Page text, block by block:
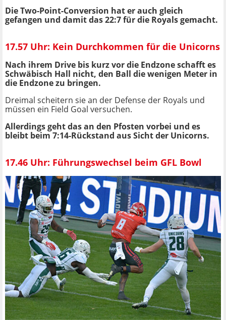
Die Two-Point-Conversion hat er auch gleich
gefangen und damit das 22:7 für die Royals gemacht.
17.57 Uhr: Kein Durchkommen für die Unicorns
Nach ihrem Drive bis kurz vor die Endzone schafft es
Schwäbisch Hall nicht, den Ball die wenigen Meter in
die Endzone zu bringen.
Dreimal scheitern sie an der Defense der Royals und
müssen ein Field Goal versuchen.
Allerdings geht das an den Pfosten vorbei und es
bleibt beim 7:14-Rückstand aus Sicht der Unicorns.
17.46 Uhr: Führungswechsel beim GFL Bowl